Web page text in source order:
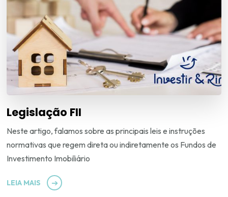
Legislação FII
Neste artigo, falamos sobre as principais leis e instruções
normativas que regem direta ou indiretamente os Fundos de
Investimento Imobiliário
LEIA MAIS